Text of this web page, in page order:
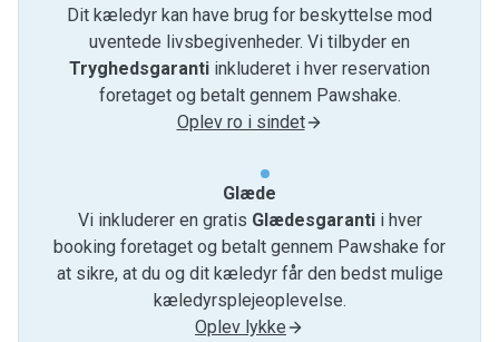
Dit kæledyr kan have brug for beskyttelse mod
uventede livsbegivenheder. Vi tilbyder en
Tryghedsgaranti inkluderet i hver reservation
foretaget og betalt gennem Pawshake.
Oplev ro i sindet
Glæde
Vi inkluderer en gratis Glædesgarantii hver
booking foretaget og betalt gennem Pawshake for
at sikre, at du og dit kæledyr får den bedst mulige
kæledyrsplejeoplevelse.
Oplev lykke